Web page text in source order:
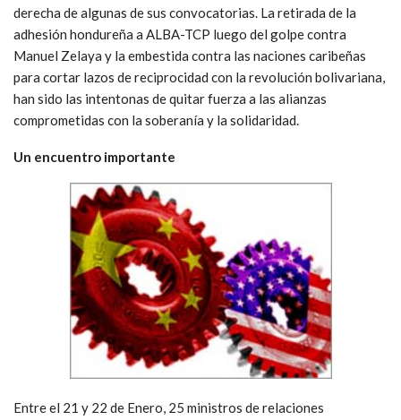
derecha de algunas de sus convocatorias. La retirada de la
adhesión hondureña a ALBA-TCP luego del golpe contra
Manuel Zelaya y la embestida contra las naciones caribeñas
para cortar lazos de reciprocidad con la revolución bolivariana,
han sido las intentonas de quitar fuerza a las alianzas
comprometidas con la soberanía y la solidaridad.
Un encuentro importante
Entre el 21 y 22 de Enero, 25 ministros de relaciones